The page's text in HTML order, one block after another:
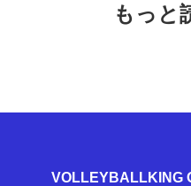
もっと
VOLLEYBALLKING